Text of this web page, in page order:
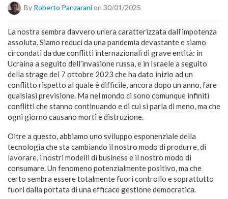
By Roberto Panzaranion 30/01/2025
La nostra sembra davvero un’era caratterizzata dall’impotenza
assoluta. Siamo reduci da una pandemia devastante e siamo
circondati da due conflitti internazionali di grave entità: in
Ucraina a seguito dell’invasione russa, e in Israele a seguito
della strage del 7 ottobre 2023 che ha dato inizio ad un
conflitto rispetto al quale è difficile, ancora dopo un anno, fare
qualsiasi previsione. Ma nel mondo ci sono comunque infiniti
conflitti che stanno continuando e di cui si parla di meno, ma che
ogni giorno causano morti e distruzione.
Oltre a questo, abbiamo uno sviluppo esponenziale della
tecnologia che sta cambiando il nostro modo di produrre, di
lavorare, i nostri modelli di business e il nostro modo di
consumare. Un fenomeno potenzialmente positivo, ma che
certo sembra essere totalmente fuori controllo e soprattutto
fuori dalla portata di una efficace gestione democratica.